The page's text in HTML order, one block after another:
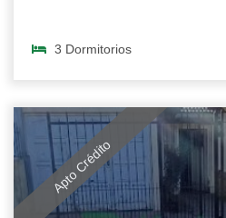
3 Dormitorios
Apto Crédito